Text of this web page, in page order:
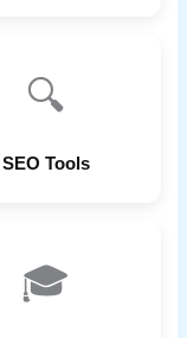
🔍
SEO Tools
🎓